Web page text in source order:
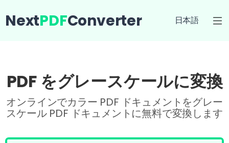
NextPDFConverter 日本語
PDF をグレースケールに変換
オンラインでカラー PDF ドキュメントをグレー
スケール PDF ドキュメントに無料で変換します